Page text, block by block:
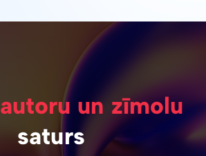
autoru un zīmolu
saturs